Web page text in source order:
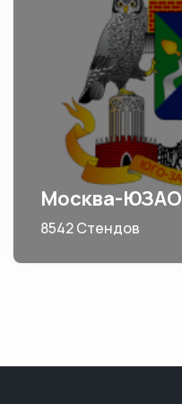
Москва-ЮЗАО
8542 Стендов